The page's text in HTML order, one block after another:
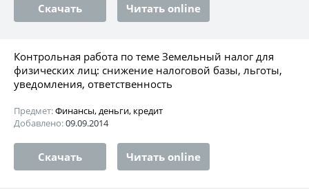
Скачать Читать online
Контрольная работа по теме Земельный налог для
физических лиц: снижение налоговой базы, льготы,
уведомления, ответственность
Предмет:Финансы, деньги, кредит
Добавлено:09.09.2014
Скачать Читать online